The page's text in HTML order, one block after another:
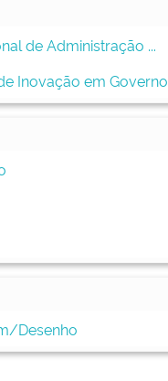
de Administração ...
Inovação em Governo
Desenho